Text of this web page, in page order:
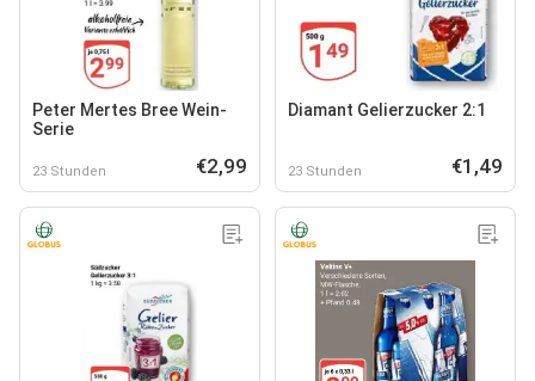
Peter Mertes Bree Wein-
Serie
23 Stunden €2,99
Diamant Gelierzucker 2:1
23 Stunden €1,49